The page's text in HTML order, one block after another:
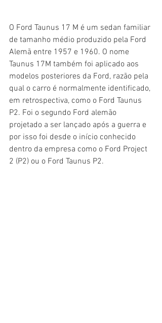
O Ford Taunus 17 M é um sedan familiar
de tamanho médio produzido pela Ford
Alemã entre 1957 e 1960. O nome
Taunus 17M também foi aplicado aos
modelos posteriores da Ford, razão pela
qual o carro é normalmente identificado,
em retrospectiva, como o Ford Taunus
P2. Foi o segundo Ford alemão
projetado a ser lançado após a guerra e
por isso foi desde o início conhecido
dentro da empresa como o Ford Project
2 (P2) ou o Ford Taunus P2.